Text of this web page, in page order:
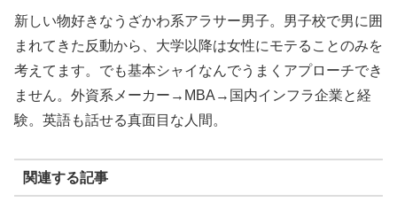
新しい物好きなうざかわ系アラサー男子。男子校で男に囲
まれてきた反動から、大学以降は女性にモテることのみを
考えてます。でも基本シャイなんでうまくアプローチでき
ません。外資系メーカー→MBA→国内インフラ企業と経
験。英語も話せる真面目な人間。
関連する記事